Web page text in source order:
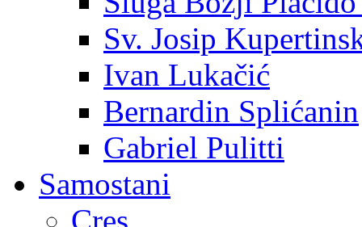
Sv. Josip
Ivan Lukačić
Bernardin Splićanin
Gabriel Pulitti
Samostani
Cres